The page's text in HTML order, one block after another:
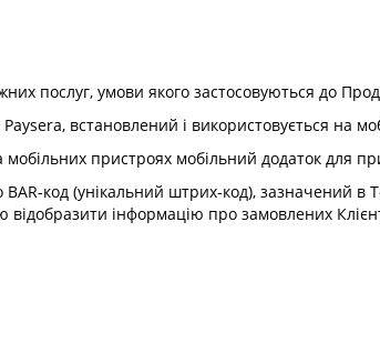
послуг, умови якого застосовуються до
встановлений і використовується на
пристроях мобільний додаток для
код (унікальний штрих-код), зазначений в
відобразити інформацію про замовлених